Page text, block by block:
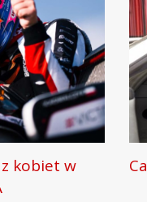
kobiet w